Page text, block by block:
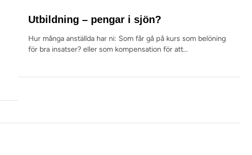
Utbildning – pengar i sjön?
Hur många anställda har ni: Som får gå på kurs som belöning
för bra insatser? eller som kompensation för att…